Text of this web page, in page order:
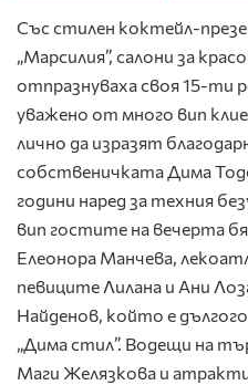
Със стилен коктейл-
„Марсилия”, салони за
отпразнуваха своя 15-
уважено от много вип
лично да изразят
собственичката Дима
години наред за техния
вип гостите на вечерта
Елеонора Манчева,
певиците Лилана и Ани
Найденов, който е
„Дима стил”. Водещи на
Маги Желязкова и